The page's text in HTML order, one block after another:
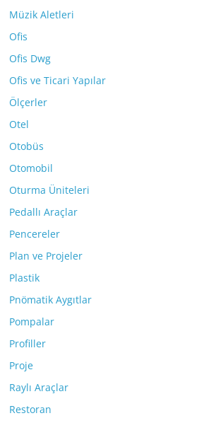
Müzik Aletleri
Ofis
Ofis Dwg
Ofis ve Ticari Yapılar
Ölçerler
Otel
Otobüs
Otomobil
Oturma Üniteleri
Pedallı Araçlar
Pencereler
Plan ve Projeler
Plastik
Pnömatik Aygıtlar
Pompalar
Profiller
Proje
Raylı Araçlar
Restoran